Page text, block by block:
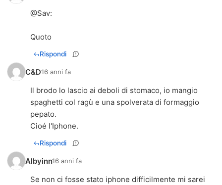
@Sav:
Quoto
Rispondi
C&D16 anni fa
Il brodo lo lascio ai deboli di stomaco, io mangio
spaghetti col ragù e una spolverata di formaggio
pepato.
Cioé l'Iphone.
Rispondi
Albyinn16 anni fa
Se non ci fosse stato iphone difficilmente mi sarei